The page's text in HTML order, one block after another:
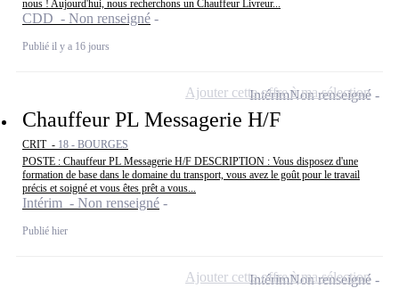
nous ! Aujourd'hui, nous recherchons un Chauffeur Livreur...
CDD - Non renseigné
Publié il y a 16 jours
Chauffeur PL Messagerie H/F
CRIT - 18 - BOURGES
POSTE : Chauffeur PL Messagerie H/F DESCRIPTION : Vous disposez d'une
formation de base dans le domaine du transport, vous avez le goût pour le travail
précis et soigné et vous êtes prêt a vous...
Intérim - Non renseigné
Publié hier
IntérimNon renseigné
Ajouter cette offre à ma sélection
IntérimNon renseigné
Ajouter cette offre à ma sélection